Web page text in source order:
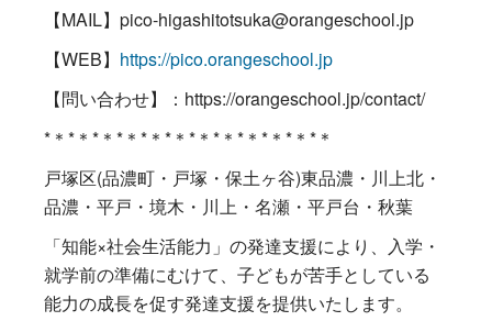
【MAIL】pico-higashitotsuka@orangeschool.jp
【WEB】 https://pico.orangeschool.jp
【問い合わせ】：https://orangeschool.jp/contact/
*＊*＊*＊*＊*＊*＊*＊*＊*＊*＊*＊*＊
戸塚区(品濃町・戸塚・保土ヶ谷)東品濃・川上北・
品濃・平戸・境木・川上・名瀬・平戸台・秋葉
「知能×社会生活能力」の発達支援により、入学・
就学前の準備にむけて、子どもが苦手としている
能力の成長を促す発達支援を提供いたします。